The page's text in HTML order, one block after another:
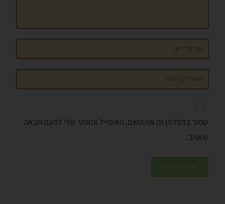
שמור בדפדפן זה את השם, האימייל והאתר שלי לפעם הבאה
שאגיב.